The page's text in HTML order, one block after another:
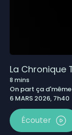
La Chronique
8 mins
On part ça d'même
6 MARS 2026, 7h40
Écouter